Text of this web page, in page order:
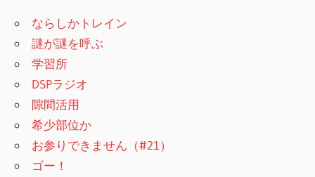
ならしかトレイン
謎が謎を呼ぶ
学習所
DSPラジオ
隙間活用
希少部位か
お参りできません（#21）
ゴー！